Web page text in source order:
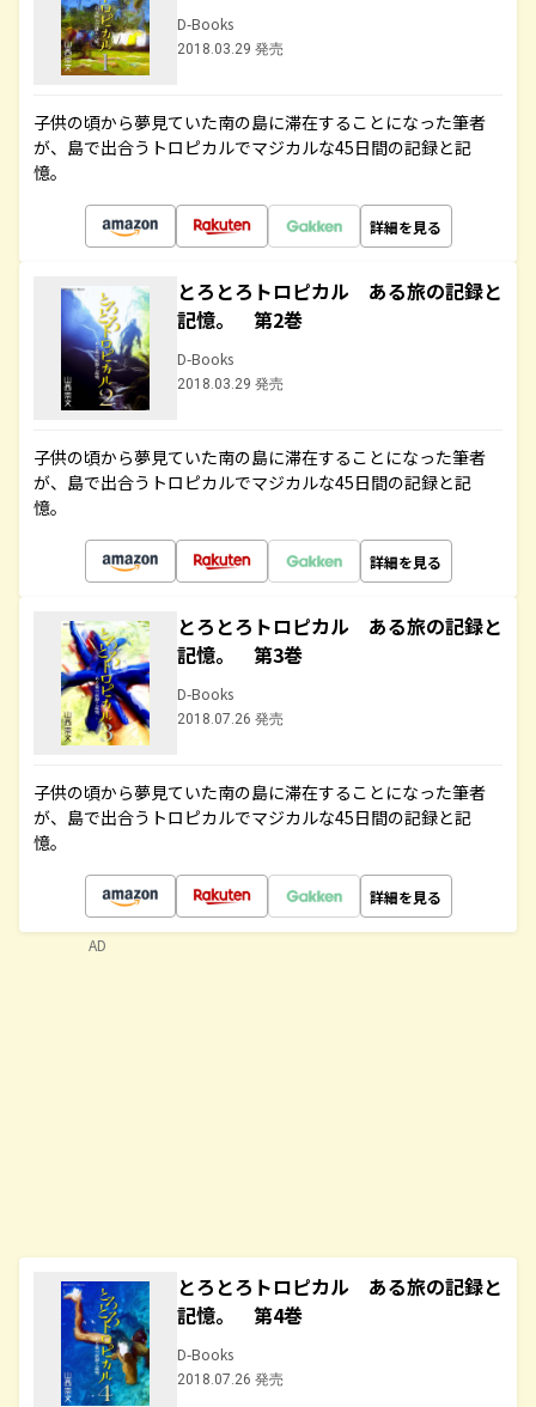
D-Books
2018.03.29 発売
子供の頃から夢見ていた南の島に滞在することになった筆者
が、島で出合うトロピカルでマジカルな45日間の記録と記
憶。
詳細を見る
とろとろトロピカル ある旅の記録と
記憶。 第2巻
D-Books
2018.03.29 発売
子供の頃から夢見ていた南の島に滞在することになった筆者
が、島で出合うトロピカルでマジカルな45日間の記録と記
憶。
詳細を見る
とろとろトロピカル ある旅の記録と
記憶。 第3巻
D-Books
2018.07.26 発売
子供の頃から夢見ていた南の島に滞在することになった筆者
が、島で出合うトロピカルでマジカルな45日間の記録と記
憶。
詳細を見る
とろとろトロピカル ある旅の記録と
記憶。 第4巻
D-Books
2018.07.26 発売
AD